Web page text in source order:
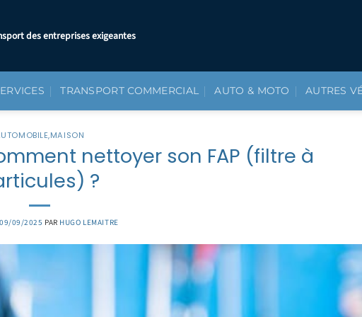
des entreprises exigeantes
TRANSPORT COMMERCIAL AUTO & MOTO AUTRES
,MAISON
nettoyer son FAP (filtre à
?
09/09/2025 PAR HUGO LEMAITRE